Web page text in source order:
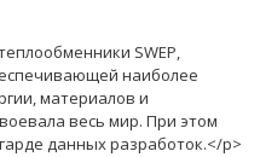
SWEP,
наиболее
материалов и
весь мир. При этом
данных разработок.</p>